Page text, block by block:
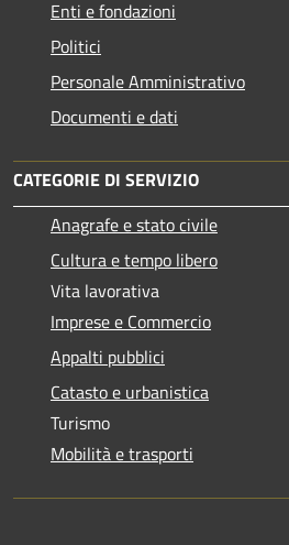
Enti e fondazioni
Politici
Personale Amministrativo
Documenti e dati
CATEGORIE DI SERVIZIO
Anagrafe e stato civile
Cultura e tempo libero
Vita lavorativa
Imprese e Commercio
Appalti pubblici
Catasto e urbanistica
Turismo
Mobilità e trasporti